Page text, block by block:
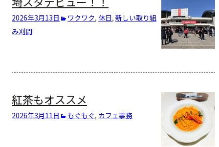
2026年3月13日 ワクワク, 休日, 新しい取り組
み刈間
紅茶もオススメ
2026年3月11日 もぐもぐ, カフェ事務